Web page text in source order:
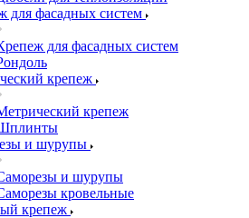
для фасадных систем
для фасадных систем
крепеж
крепеж
и шурупы
и шурупы
кровельные
крепеж